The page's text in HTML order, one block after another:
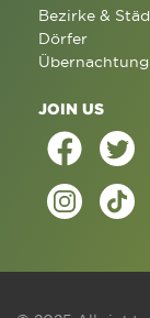
Bezirke &
Dörfer
JOIN US